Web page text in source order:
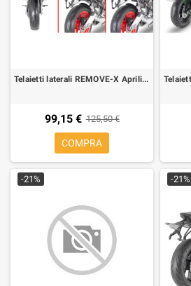
Telaietti laterali REMOVE-X Aprilia Tuono 660, RS 660 a sgancio rapido per borse soffici laterali
99,15 € 125,50 €
COMPRA
-21% -21%